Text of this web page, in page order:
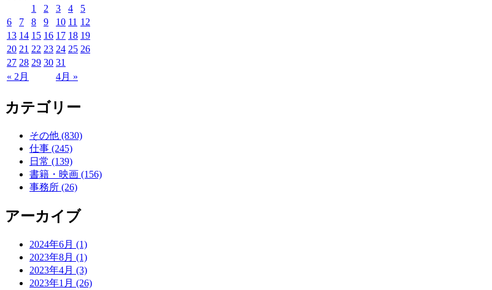
« 2月 4月 »
1 2 3 4
5
6
7 8 9 10 11 12
13 14 15 16 17 18 19
20 21 22 23 24 25 26
27 28 29 30 31
カテゴリー
その他 (830)
仕事 (245)
日常 (139)
書籍・映画 (156)
事務所 (26)
アーカイブ
2024年6月 (1)
2023年8月 (1)
2023年4月 (3)
2023年1月 (26)